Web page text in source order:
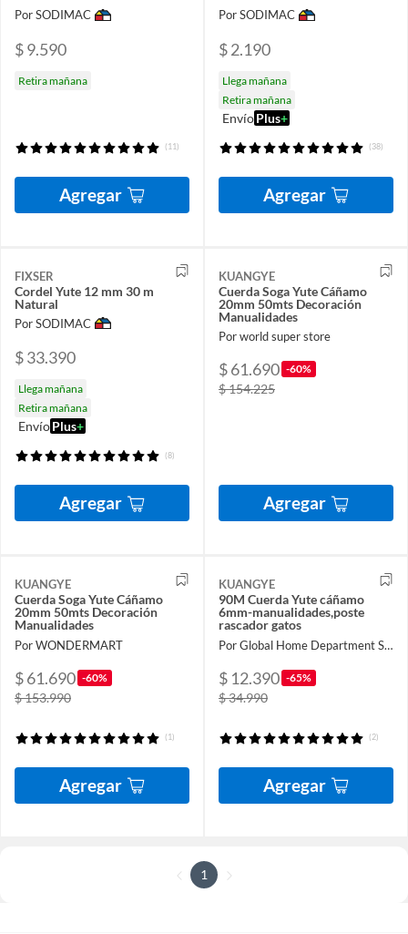
Por SODIMAC
$ 9.590
Retira mañana
(11)
Agregar
Por SODIMAC
$ 2.190
Llega mañana
Retira mañana
EnvíoPlus+
(38)
Agregar
FIXSER
Cordel Yute 12 mm 30 m
Natural
Por SODIMAC
$ 33.390
Llega mañana
Retira mañana
EnvíoPlus+
(8)
Agregar
KUANGYE
Cuerda Soga Yute Cáñamo
20mm 50mts Decoración
Manualidades
Por world super store
$ 61.690 -60%
$ 154.225
Agregar
KUANGYE
Cuerda Soga Yute Cáñamo
20mm 50mts Decoración
Manualidades
Por WONDERMART
$ 61.690 -60%
$ 153.990
(1)
Agregar
KUANGYE
90M Cuerda Yute cáñamo
6mm-manualidades,poste
rascador gatos
Por Global Home Department Store
$ 12.390 -65%
$ 34.990
(2)
Agregar
1